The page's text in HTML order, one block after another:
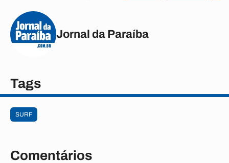
Jornal da Paraíba
Tags
SURF
Comentários